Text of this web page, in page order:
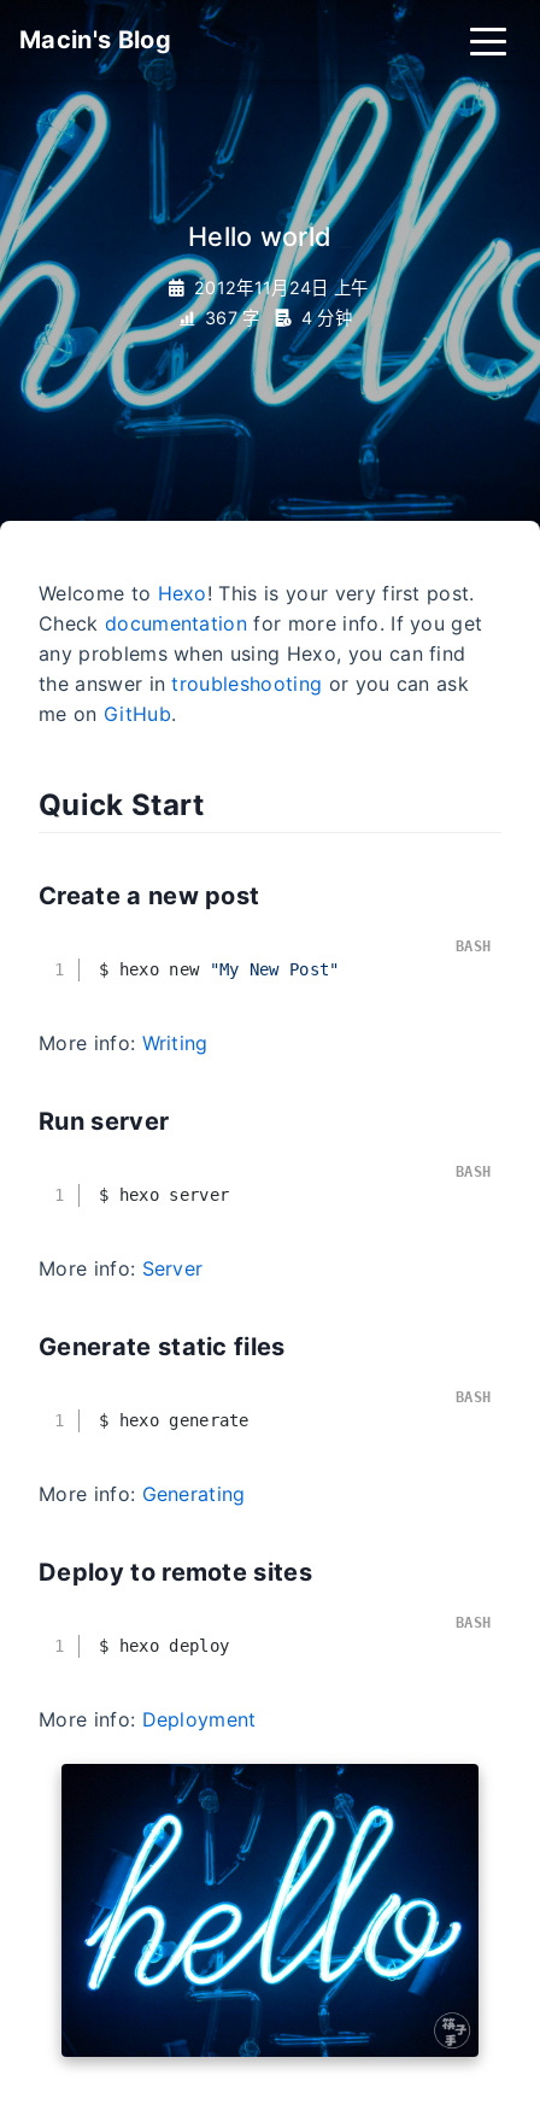
Macin's Blog
Hello world
2012年11月24日 上午
367 字
4 分钟
Welcome to Hexo! This is your very first post.
Check documentation for more info. If you get
any problems when using Hexo, you can find
the answer introubleshooting or you can ask
me on GitHub.
Quick Start
Create a new post
1 $ hexo new "My New Post"
BASH
More info: Writing
Run server
1 $ hexo server
BASH
More info: Server
Generate static files
1 $ hexo generate
BASH
More info: Generating
Deploy to remote sites
1 $ hexo deploy
BASH
More info: Deployment